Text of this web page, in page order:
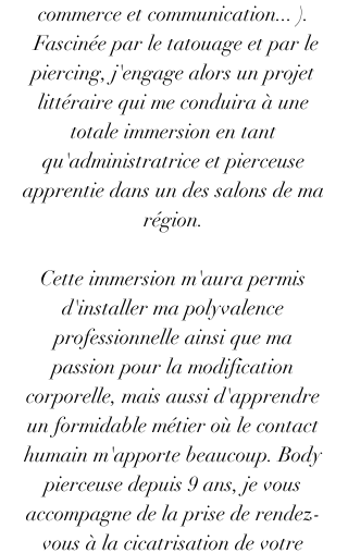
commerce et communication... ).
Fascinée par le tatouage et par le
piercing, j'engage alors un projet
littéraire qui me conduira à une
totale immersion en tant
qu'administratrice et pierceuse
apprentie dans un des salons de ma
région.
Cette immersion m'aura permis
d'installer ma polyvalence
professionnelle ainsi que ma
passion pour la modification
corporelle, mais aussi d'apprendre
un formidable métier où le contact
humain m'apporte beaucoup. Body
pierceuse depuis 9 ans, je vous
accompagne de la prise de rendez-
vous à la cicatrisation de votre